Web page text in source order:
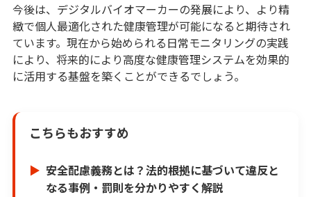
今後は、デジタルバイオマーカーの発展により、より精
緻で個人最適化された健康管理が可能になると期待され
ています。現在から始められる日常モニタリングの実践
により、将来的により高度な健康管理システムを効果的
に活用する基盤を築くことができるでしょう。
こちらもおすすめ
安全配慮義務とは？法的根拠に基づいて違反と
なる事例・罰則を分かりやすく解説